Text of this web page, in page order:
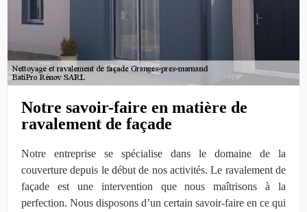
Notre savoir-faire en matière de
ravalement de façade
Notre entreprise se spécialise dans le domaine de la
couverture depuis le début de nos activités. Le ravalement de
façade est une intervention que nous maîtrisons à la
perfection. Nous disposons d’un certain savoir-faire en ce qui